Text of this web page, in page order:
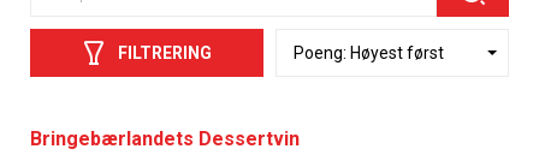
FILTRERING
Bringebærlandets Dessertvin